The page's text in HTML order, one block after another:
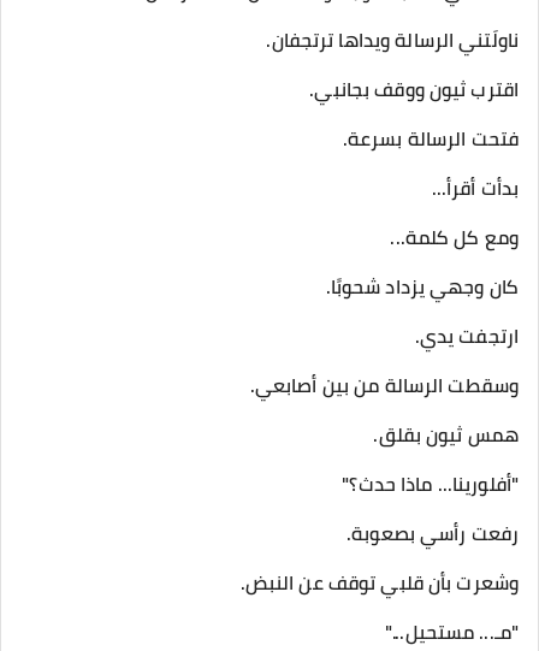
ناولَتني الرسالة ويداها ترتجفان.
اقترب ثيون ووقف بجانبي.
فتحت الرسالة بسرعة.
بدأت أقرأ...
ومع كل كلمة...
كان وجهي يزداد شحوبًا.
ارتجفت يدي.
وسقطت الرسالة من بين أصابعي.
همس ثيون بقلق.
"أفلورينا... ماذا حدث؟"
رفعت رأسي بصعوبة.
وشعرت بأن قلبي توقف عن النبض.
"مـ... مستحيل..."